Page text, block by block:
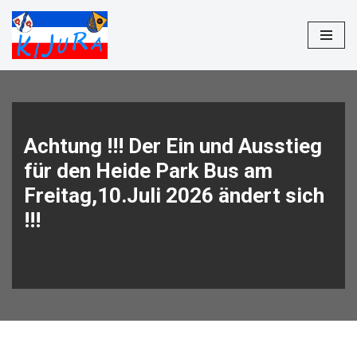
Zum
Inhalt
Achtung !!! Der Ein und Ausstieg
für den Heide Park Bus am
Freitag,10.Juli 2026 ändert sich
!!!